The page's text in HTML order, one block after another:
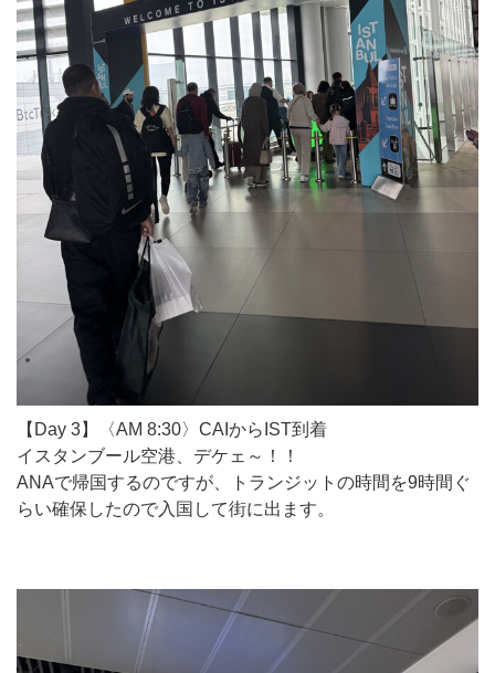
【Day 3】〈AM 8:30〉CAIからIST到着
イスタンブール空港、デケェ～！！
ANAで帰国するのですが、トランジットの時間を9時間ぐ
らい確保したので入国して街に出ます。